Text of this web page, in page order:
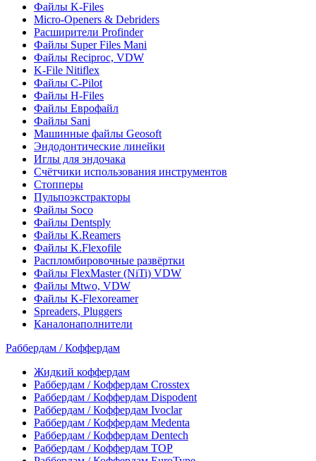
Файлы K-Files
Micro-Openers & Debriders
Расширители Profinder
Файлы Super Files Mani
Файлы Reciproc, VDW
K-File Nitiflex
Файлы C-Pilot
Файлы H-Files
Файлы Еврофайл
Файлы Sani
Машинные файлы Geosoft
Эндодонтические линейки
Иглы для эндочака
Счётчики использования инструментов
Стопперы
Пульпоэкстракторы
Файлы Soco
Файлы Dentsply
Файлы K.Reamers
Файлы K.Flexofile
Распломбировочные развёртки
Файлы FlexMaster (NiTi) VDW
Файлы Mtwo, VDW
Файлы K-Flexoreamer
Spreaders, Pluggers
Каналонаполнители
Раббердам / Коффердам
Жидкий коффердам
Раббердам / Коффердам Crosstex
Раббердам / Коффердам Dispodent
Раббердам / Коффердам Ivoclar
Раббердам / Коффердам Medenta
Раббердам / Коффердам Dentech
Раббердам / Коффердам ТОР